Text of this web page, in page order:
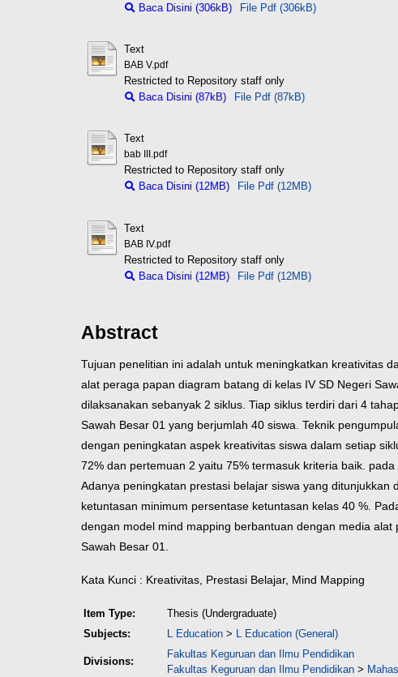
Baca Disini (306kB)
File Pdf (306kB)
Text
BAB V.pdf
Restricted to Repository staff only
Baca Disini (87kB)
File Pdf (87kB)
Text
bab III.pdf
Restricted to Repository staff only
Baca Disini (12MB)
File Pdf (12MB)
Text
BAB IV.pdf
Restricted to Repository staff only
Baca Disini (12MB)
File Pdf (12MB)
Abstract
Tujuan penelitian ini adalah untuk meningkatkan kreativitas
alat peraga papan diagram batang di kelas IV SD Negeri
dilaksanakan sebanyak 2 siklus. Tiap siklus terdiri dari 4
Sawah Besar 01 yang berjumlah 40 siswa. Teknik
dengan peningkatan aspek kreativitas siswa dalam setiap
72% dan pertemuan 2 yaitu 75% termasuk kriteria baik.
Adanya peningkatan prestasi belajar siswa yang
ketuntasan minimum persentase ketuntasan kelas 40 %.
dengan model mind mapping berbantuan dengan media
Sawah Besar 01.
Kata Kunci : Kreativitas, Prestasi Belajar, Mind Mapping
Item Type:
Thesis (Undergraduate)
Subjects:
L Education > L Education (General)
Divisions:
Fakultas Keguruan dan Ilmu Pendidikan
Fakultas Keguruan dan Ilmu Pendidikan >